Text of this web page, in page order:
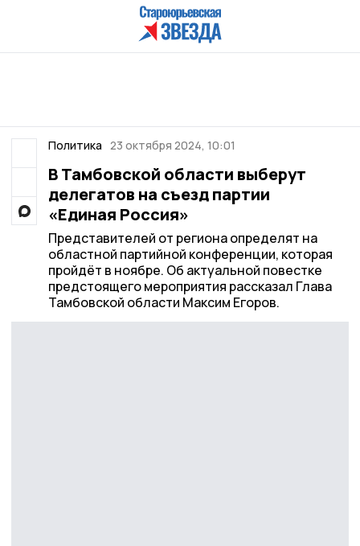
Политика 23 октября 2024, 10:01
В Тамбовской области выберут
делегатов на съезд партии
«Единая Россия»
Представителей от региона определят на
областной партийной конференции, которая
пройдёт в ноябре. Об актуальной повестке
предстоящего мероприятия рассказал Глава
Тамбовской области Максим Егоров.